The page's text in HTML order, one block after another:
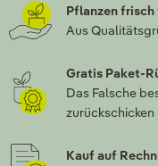
Pflanzen
Aus
Gratis Paket-
Das Falsche
zurückschicken
Kauf auf